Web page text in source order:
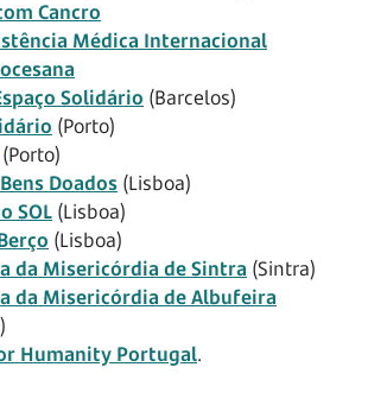
Cancro
Médica Internacional
Solidário (Barcelos)
(Porto)
(Porto)
Doados (Lisboa)
SOL (Lisboa)
(Lisboa)
da Misericórdia de Sintra (Sintra)
da Misericórdia de Albufeira
Humanity Portugal.